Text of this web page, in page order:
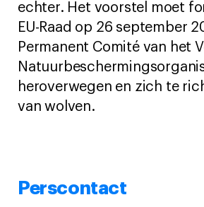
echter. Het voorstel moet
EU-Raad op 26 september
Permanent Comité van het
heroverwegen en zich te
van wolven.
Perscontact